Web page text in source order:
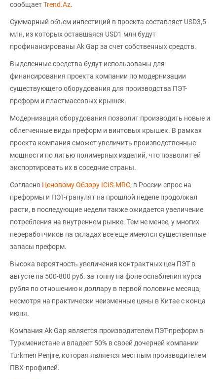
сообщаетTrend.Az.
Суммарный объем инвестиций в проекта составляет USD3,5
млн, из которых оставшаяся USD1 млн будут
профинансированы Ak Gap за счет собственных средств.
Выделенные средства будут использованы для
финансирования проекта компании по модернизации
существующего оборудования для производства ПЭТ-
преформ и пластмассовых крышек.
Модернизация оборудования позволит производить новые и
облегченные виды преформ и винтовых крышек. В рамках
проекта компания сможет увеличить производственные
мощности по литью полимерных изделий, что позволит ей
экспортировать их в соседние страны.
Согласно Ценовому Обзору ICIS-MRC, в России спрос на
преформы и ПЭТ-гранулят на прошлой неделе продолжал
расти, в последующие недели также ожидается увеличение
потребления на внутреннем рынке. Тем не менее, у многих
переработчиков на складах все еще имеются существенные
запасы преформ.
Высока вероятность увеличения контрактных цен ПЭТ в
августе на 500-800 руб. за тонну на фоне ослабления курса
рубля по отношению к доллару в первой половине месяца,
несмотря на практически неизменные цены в Китае с конца
июня.
Компания Ak Gap является производителем ПЭТ-преформ в
Туркменистане и владеет 50% в своей дочерней компании
Turkmen Penjire, которая является местным производителем
ПВХ-профилей.